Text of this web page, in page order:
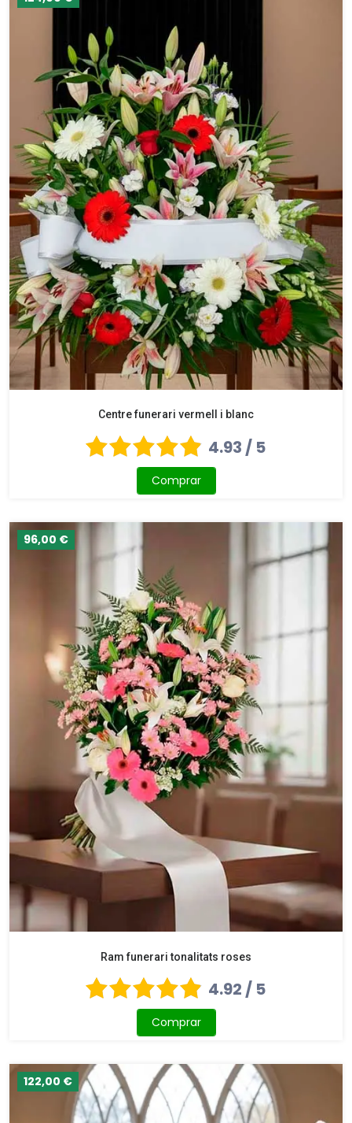
Centre funerari vermell i blanc
4.93 / 5
Comprar
96,00 €
Ram funerari tonalitats roses
4.92 / 5
Comprar
122,00 €